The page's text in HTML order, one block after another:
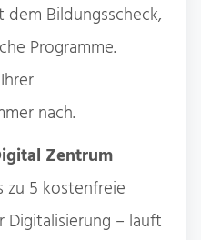
dem Bildungsscheck,
Programme.
nach.
Zentrum
zu 5 kostenfreie
Digitalisierung – läuft